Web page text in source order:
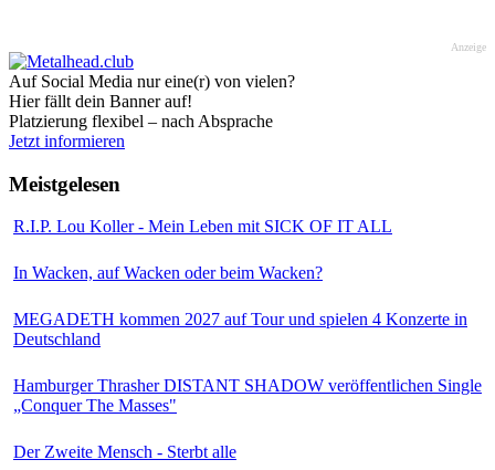
Anzeige
Auf Social Media nur eine(r) von vielen?
Hier fällt dein Banner auf!
Platzierung flexibel – nach Absprache
Jetzt informieren
Meistgelesen
R.I.P. Lou Koller - Mein Leben mit SICK OF IT ALL
In Wacken, auf Wacken oder beim Wacken?
MEGADETH kommen 2027 auf Tour und spielen 4 Konzerte in
Deutschland
Hamburger Thrasher DISTANT SHADOW veröffentlichen Single
„Conquer The Masses"
Der Zweite Mensch - Sterbt alle